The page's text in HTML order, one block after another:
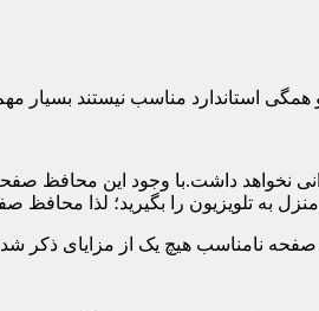
همگی استاندارد مناسب نیستند بسیار
نخواهد داشت.با وجود این محافظ
تلویزیون را بگیرید؛ لذا محافظ
نامناسب هیچ یک از مزایای ذکر